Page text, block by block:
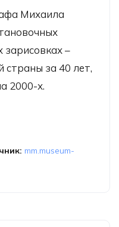
Михаила
–
страны за 40 лет,
2000-х.
«Родное
Михаила
mm.museum-